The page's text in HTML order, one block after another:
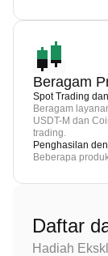
Beragam
Spot Trading
Beragam
USDT-M dan
trading.
Penghasilan
Beberapa
Daftar
Hadiah